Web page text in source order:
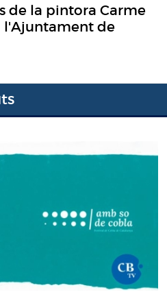
de la pintora Carme
l'Ajuntament de